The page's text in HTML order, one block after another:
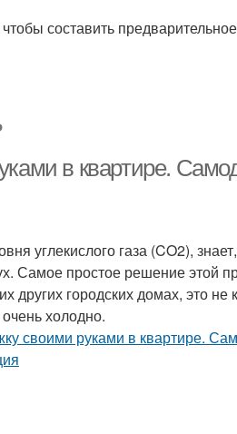
составить
в квартире.
углекислого газа (CO2),
Самое простое решение этой
других городских домах, это
холодно.